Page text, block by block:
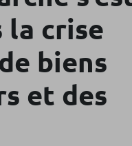
la crise
biens
et des